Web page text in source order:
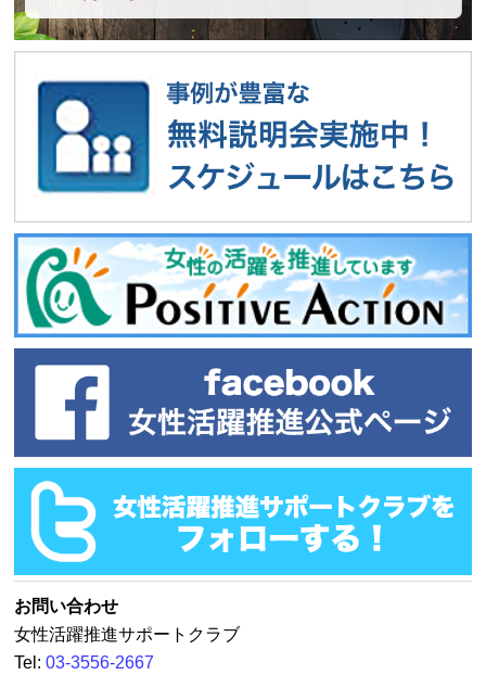
お問い合わせ
女性活躍推進サポートクラブ
Tel:03-3556-2667